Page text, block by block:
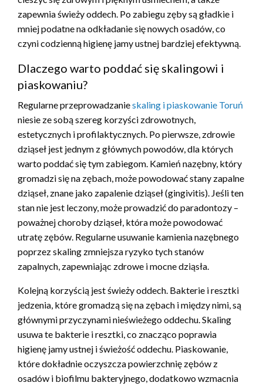
zapewnia świeży oddech. Po zabiegu zęby są gładkie i
mniej podatne na odkładanie się nowych osadów, co
czyni codzienną higienę jamy ustnej bardziej efektywną.
Dlaczego warto poddać się skalingowi i
piaskowaniu?
Regularne przeprowadzanieskaling i piaskowanie Toruń
niesie ze sobą szereg korzyści zdrowotnych,
estetycznych i profilaktycznych. Po pierwsze, zdrowie
dziąseł jest jednym z głównych powodów, dla których
warto poddać się tym zabiegom. Kamień nazębny, który
gromadzi się na zębach, może powodować stany zapalne
dziąseł, znane jako zapalenie dziąseł (gingivitis). Jeśli ten
stan nie jest leczony, może prowadzić do paradontozy –
poważnej choroby dziąseł, która może powodować
utratę zębów. Regularne usuwanie kamienia nazębnego
poprzez skaling zmniejsza ryzyko tych stanów
zapalnych, zapewniając zdrowe i mocne dziąsła.
Kolejną korzyścią jest świeży oddech. Bakterie i resztki
jedzenia, które gromadzą się na zębach i między nimi, są
głównymi przyczynami nieświeżego oddechu. Skaling
usuwa te bakterie i resztki, co znacząco poprawia
higienę jamy ustnej i świeżość oddechu. Piaskowanie,
które dokładnie oczyszcza powierzchnię zębów z
osadów i biofilmu bakteryjnego, dodatkowo wzmacnia